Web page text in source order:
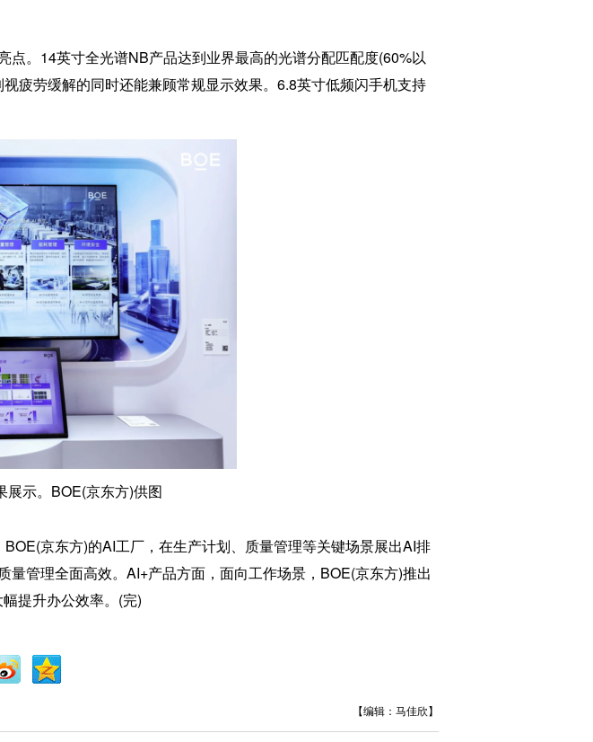
。14英寸全光谱NB产品达到业界最高的光谱分配匹配度(60%以
疲劳缓解的同时还能兼顾常规显示效果。6.8英寸低频闪手机支持
展示。BOE(京东方)供图
京东方)的AI工厂，在生产计划、质量管理等关键场景展出AI排
管理全面高效。AI+产品方面，面向工作场景，BOE(京东方)推出
提升办公效率。(完)
【编辑：马佳欣】